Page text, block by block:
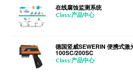
在线腐蚀监测系统
Class:产品中心
德国竖威SEWERIN 便携式激
100SC/200SC
Class:产品中心